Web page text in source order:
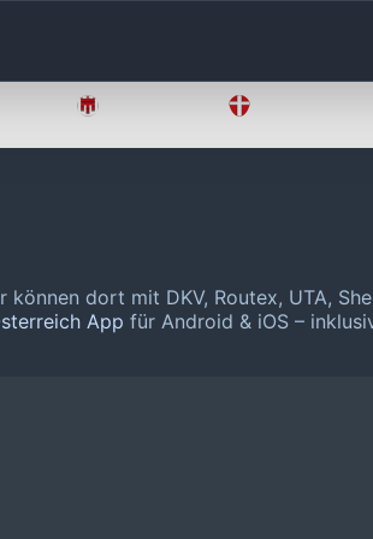
können dort mit DKV, Routex, UTA,
App für Android & iOS –